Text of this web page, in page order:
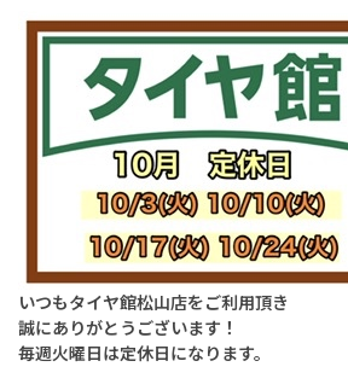
いつもタイヤ館松山店をご利用頂き
誠にありがとうございます！
毎週火曜日は定休日になります。